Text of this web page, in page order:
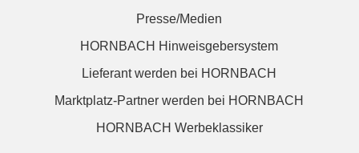
Presse/Medien
HORNBACH Hinweisgebersystem
Lieferant werden bei HORNBACH
Marktplatz-Partner werden bei HORNBACH
HORNBACH Werbeklassiker